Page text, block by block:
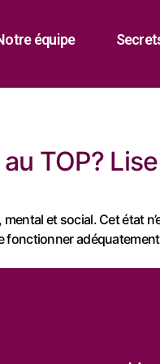
équipe
TOP?
et social. Cet état
fonctionner